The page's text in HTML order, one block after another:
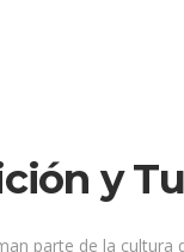
y
parte de la cultura